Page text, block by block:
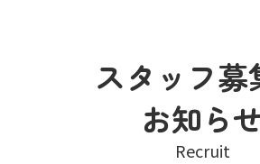
スタッフ募
お知ら
Recruit